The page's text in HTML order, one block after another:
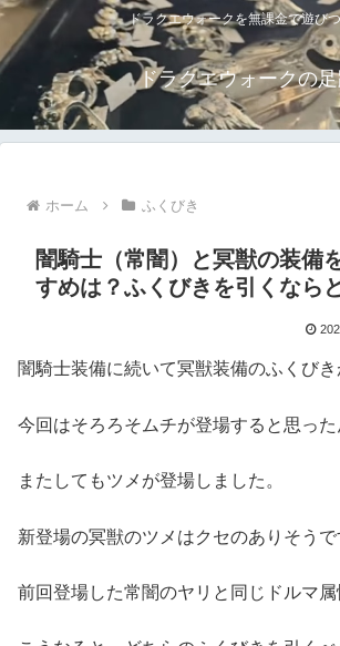
ドラクエウォークを無課金で遊び
ドラクエウォークの
ホーム ふくびき
闇騎士（常闇）と冥獣の装備
すめは？ふくびきを引くなら
闇騎士装備に続いて冥獣装備のふくびき
今回はそろろそムチが登場すると思った
またしてもツメが登場しました。
新登場の冥獣のツメはクセのありそうで
前回登場した常闇のヤリと同じドルマ属